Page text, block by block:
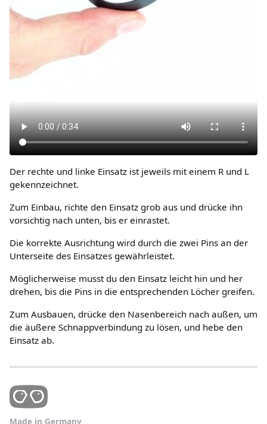
Der rechte und linke Einsatz ist jeweils mit einem R und L
gekennzeichnet.
Zum Einbau, richte den Einsatz grob aus und drücke ihn
vorsichtig nach unten, bis er einrastet.
Die korrekte Ausrichtung wird durch die zwei Pins an der
Unterseite des Einsatzes gewährleistet.
Möglicherweise musst du den Einsatz leicht hin und her
drehen, bis die Pins in die entsprechenden Löcher greifen.
Zum Ausbauen, drücke den Nasenbereich nach außen, um
die äußere Schnappverbindung zu lösen, und hebe den
Einsatz ab.
Made in Germany